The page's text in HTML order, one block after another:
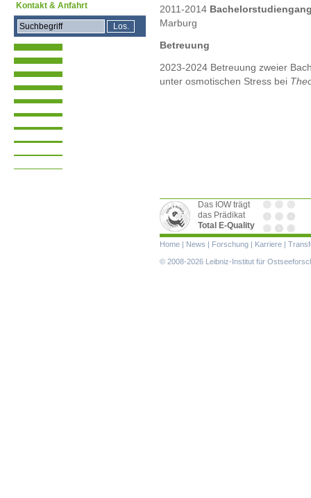
2011-2014
Marburg
Betreuung
2023-2024 Betreuung zweier
unter osmotischen Stress bei
Kontakt & Anfahrt
Das IOW trägt
das Prädikat
Total E-Quality
Navigation
überspringen
Home | News | Forschung | Karriere |
© 2008-2026 Leibniz-Institut für